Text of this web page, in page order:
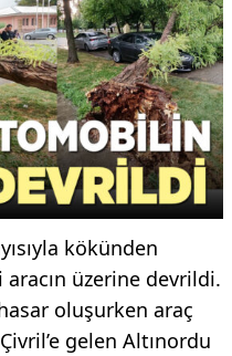
kökünden
üzerine devrildi.
oluşurken araç
gelen Altınordu